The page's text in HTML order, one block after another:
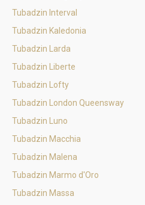
Tubadzin Interval
Tubadzin Kaledonia
Tubadzin Larda
Tubadzin Liberte
Tubadzin Lofty
Tubadzin London Queensway
Tubadzin Luno
Tubadzin Macchia
Tubadzin Malena
Tubadzin Marmo d'Oro
Tubadzin Massa